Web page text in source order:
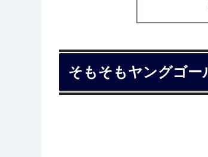
そもそもヤングゴー